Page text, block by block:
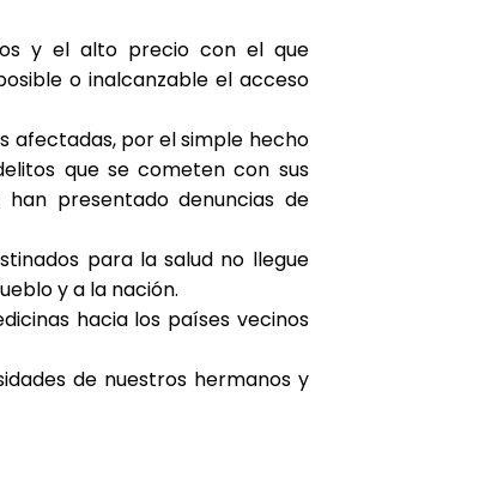
y el alto precio con el que
o inalcanzable el acceso
afectadas, por el simple hecho
que se cometen con sus
presentado denuncias de
para la salud no llegue
y a la nación.
hacia los países vecinos
de nuestros hermanos y